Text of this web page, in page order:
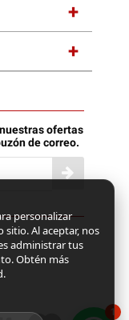
ofertas
de correo.
1
personalizar
Al aceptar, nos
administrar tus
Obtén más